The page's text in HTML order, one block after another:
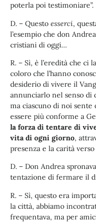
poterla poi testimoniare”.
D. – Questo esserci,
l’esempio che don
cristiani di oggi…
R. – Sì, è l’eredità che ci
coloro che l’hanno
desiderio di vivere il
annunciarlo nel senso di
ma ciascuno di noi sente
essere più conforme a
la forza di tentare di
vita di ogni giorno,
presenza e la carità
D. – Don Andrea
tentazione di fermare il
R. – Sì, questo era
la città, abbiamo
frequentava, ma per